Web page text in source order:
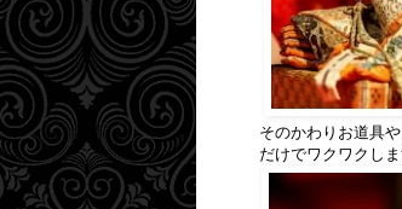
そのかわりお道具
だけでワクワクしま